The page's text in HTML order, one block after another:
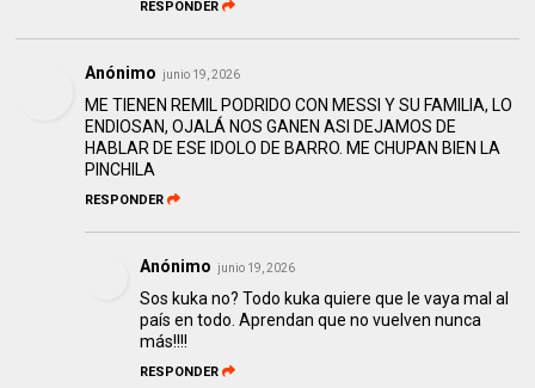
RESPONDER
Anónimo junio 19, 2026
ME TIENEN REMIL PODRIDO CON MESSI Y SU FAMILIA, LO
ENDIOSAN, OJALÁ NOS GANEN ASI DEJAMOS DE
HABLAR DE ESE IDOLO DE BARRO. ME CHUPAN BIEN LA
PINCHILA
RESPONDER
Anónimo junio 19, 2026
Sos kuka no? Todo kuka quiere que le vaya mal al
país en todo. Aprendan que no vuelven nunca
más!!!!
RESPONDER